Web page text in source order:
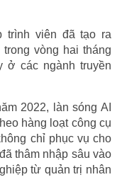
trình viên đã tạo ra
vòng hai tháng
ở các ngành truyền
2022, làn sóng AI
hàng loạt công cụ
chỉ phục vụ cho
thâm nhập sâu vào
từ quản trị nhân